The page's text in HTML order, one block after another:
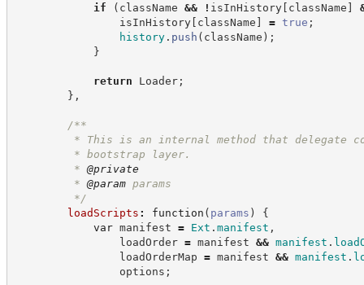
if
( className && ! isInHistory[ className ]
isInHistory[ className ] = true ;
history. push ( className ) ;
}
return Loader;
} ,
/**
* This is an internal method that delegate
* bootstrap layer.
* @private
* @param params
*/
loadScripts : function ( params )
{
var manifest = Ext . manifest ,
loadOrder = manifest && manifest .
loadOrderMap = manifest && manifest .
options ;